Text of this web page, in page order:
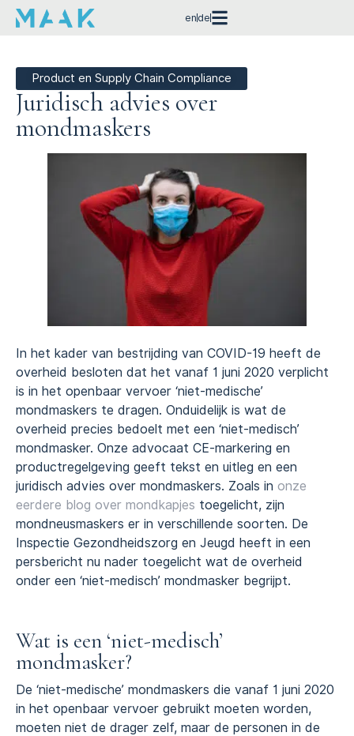
en de
Product en Supply Chain Compliance
Juridisch advies over
mondmaskers
In het kader van bestrijding van COVID-19 heeft de
overheid besloten dat het vanaf 1 juni 2020 verplicht
is in het openbaar vervoer ‘niet-medische’
mondmaskers te dragen. Onduidelijk is wat de
overheid precies bedoelt met een ‘niet-medisch’
mondmasker. Onze advocaat CE-markering en
productregelgeving geeft tekst en uitleg en een
juridisch advies over mondmaskers. Zoals in onze
eerdere blog over mondkapjes toegelicht, zijn
mondneusmaskers er in verschillende soorten. De
Inspectie Gezondheidszorg en Jeugd heeft in een
persbericht nu nader toegelicht wat de overheid
onder een ‘niet-medisch’ mondmasker begrijpt.
Wat is een ‘niet-medisch’
mondmasker?
De ‘niet-medische’ mondmaskers die vanaf 1 juni 2020
in het openbaar vervoer gebruikt moeten worden,
moeten niet de drager zelf, maar de personen in de